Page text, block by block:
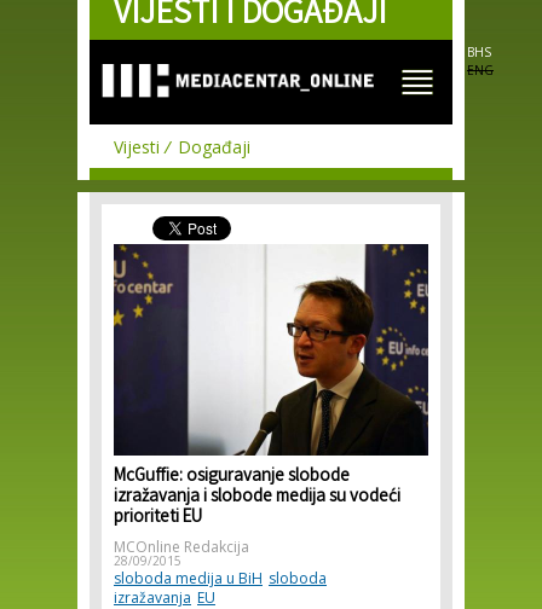
Skip to
main
VIJESTI I DOGAĐAJI
BHS
ENG
Vijesti Događaji
McGuffie: osiguravanje slobode
izražavanja i slobode medija su vodeći
prioriteti EU
MCOnline Redakcija
28/09/2015
sloboda medija u BiH sloboda
izražavanja EU